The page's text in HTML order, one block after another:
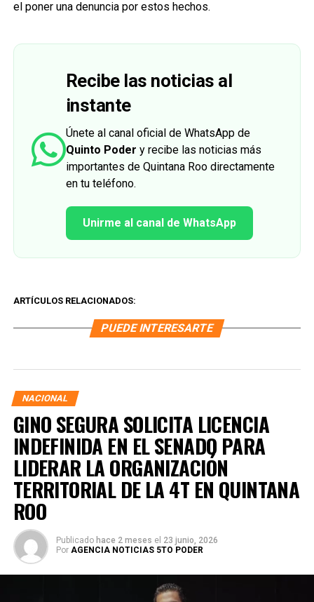
el poner una denuncia por estos hechos.
Recibe las noticias al
instante
Únete al canal oficial de WhatsApp de
Quinto Poder y recibe las noticias más
importantes de Quintana Roo directamente
en tu teléfono.
Unirme al canal de WhatsApp
ARTÍCULOS RELACIONADOS:
PUEDE INTERESARTE
NACIONAL
GINO SEGURA SOLICITA LICENCIA
INDEFINIDA EN EL SENADO PARA
LIDERAR LA ORGANIZACIÓN
TERRITORIAL DE LA 4T EN QUINTANA
ROO
Publicado hace 2 meses el 23 junio, 2026
Por AGENCIA NOTICIAS 5TO PODER